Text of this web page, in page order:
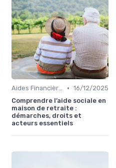
Aides Financières et Subventions • 16/12/2025
Comprendre l’aide sociale en
maison de retraite :
démarches, droits et
acteurs essentiels